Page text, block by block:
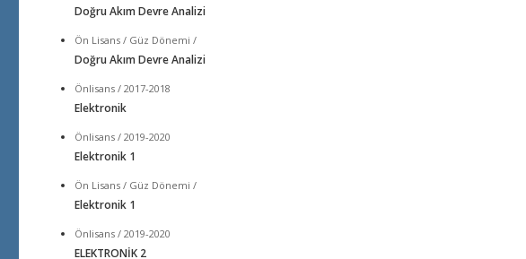
Doğru Akım Devre Analizi
Ön Lisans / Güz Dönemi /
Doğru Akım Devre Analizi
Önlisans / 2017-2018
Elektronik
Önlisans / 2019-2020
Elektronik 1
Ön Lisans / Güz Dönemi /
Elektronik 1
Önlisans / 2019-2020
ELEKTRONİK 2